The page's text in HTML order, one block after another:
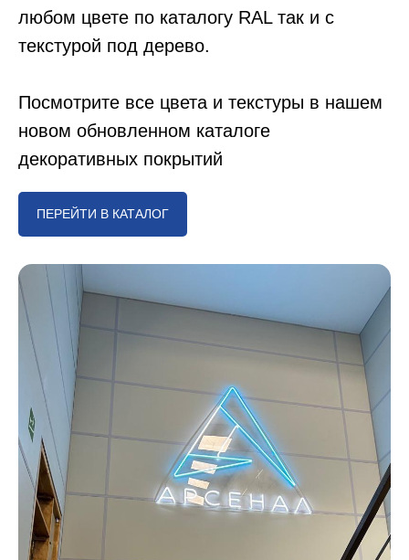
любом цвете по каталогу RAL так и с
текстурой под дерево.
Посмотрите все цвета и текстуры в нашем
новом обновленном каталоге
декоративных покрытий
ПЕРЕЙТИ В КАТАЛОГ